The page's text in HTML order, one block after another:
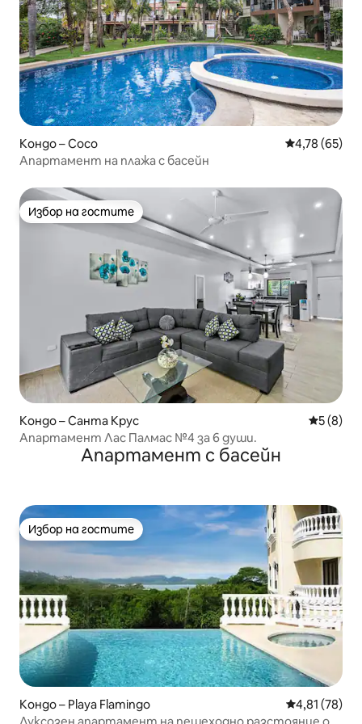
Кондо – Coco Средна
4,78 (65)
Апартамент на плажа с басейн
Избор на гостите
Избор на гостите
Кондо – Санта Крус Средна
5 (8)
Апартамент Лас Палмас №4 за 6 души.
Апартамент с басейн
Избор на гостите
Избор на гостите
Кондо – Playa Flamingo Средна
4,81 (78)
Луксозен апартамент на пешеходно разстояние от